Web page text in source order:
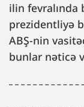
ilin fevralında
prezidentliyə
ABŞ-nin
bunlar nəticə